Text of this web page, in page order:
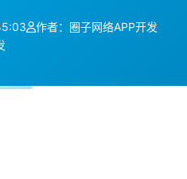
作者：圈子网络APP开发